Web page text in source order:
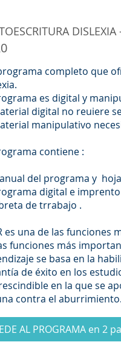
completo que
es digital y
digital no reuiere
manipulativo
contiene :
del programa y
digital e imprento
de trrabajo .
es una de las funciones
funciones más
se basa en la
de éxito en los
en la que se
contra el aburrimiento.
AL PROGRAMA en 2